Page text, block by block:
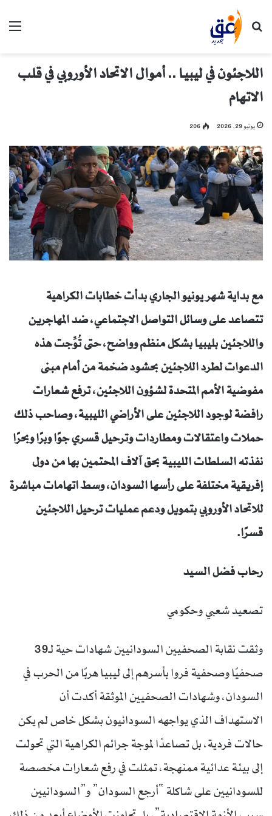
بحث عن
اللاجئون في ليبيا .. أموال الاتحاد الأوروبي في قلب
الاتهام
يونيو 29, 2026 206
مع بداية شهر يونيو الجاري بدأت خطابات الكراهية
تتصاعد على وسائل التواصل الاجتماعي، ضد المهاجرين
واللاجئين بليبيا بشكل منظم وواضح، حتى تُوِّجت هذه
الدعوات لطرد اللاجئين بحشود ضخمة من أمام مبنى
مفوضية الأمم المتحدة لشؤون اللاجئين، ترفع شعارات
رافضة لوجود اللاجئين على الأراضي الليبية، وصاحب ذلك
حملات واعتقالات ومطاردات وترحيل قسري جوًا وبرًا وبحرًا
نفذته السلطات الليبية بحق آلاف المحتمين بها من دول
إفريقية مختلفة على رأسها السودان، وسط اتهامات مباشرة
للاتحاد الأوروبي بتمويل ودعم عمليات ترحيل اللاجئين
قسرًا.
رحاب فضل السيد
تصعيد شعبي وحكومي
وثقت نقابة الصحفيين السودانيين شهادات حية لـ39
صحفيًا وصحفية فروا بأسرهم إلى ليبيا هربًا من الحرب في
السودان، وشهادات الصحفيين الموثقة أكدت أن
الاستهداف الذي يواجهه السودانيون بشكل خاص لم يكن
حالات فردية، بل تصاعدًا لموجة جرائم الكراهية التي تحولت
إلى بيئة عدائية ممنهجة، تمثلت في رفع شعارات مخصصة
للسودانيين على شاكلة “أرجع السودان” و”السودانيين